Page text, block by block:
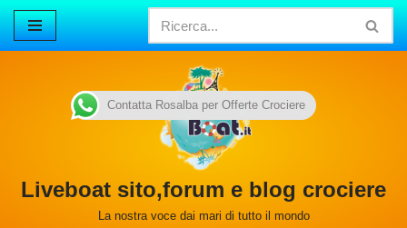
Vai
Liveboat sito,forum e blog crociere
La nostra voce dai mari di tutto il mondo
Contatta Rosalba per Offerte Crociere